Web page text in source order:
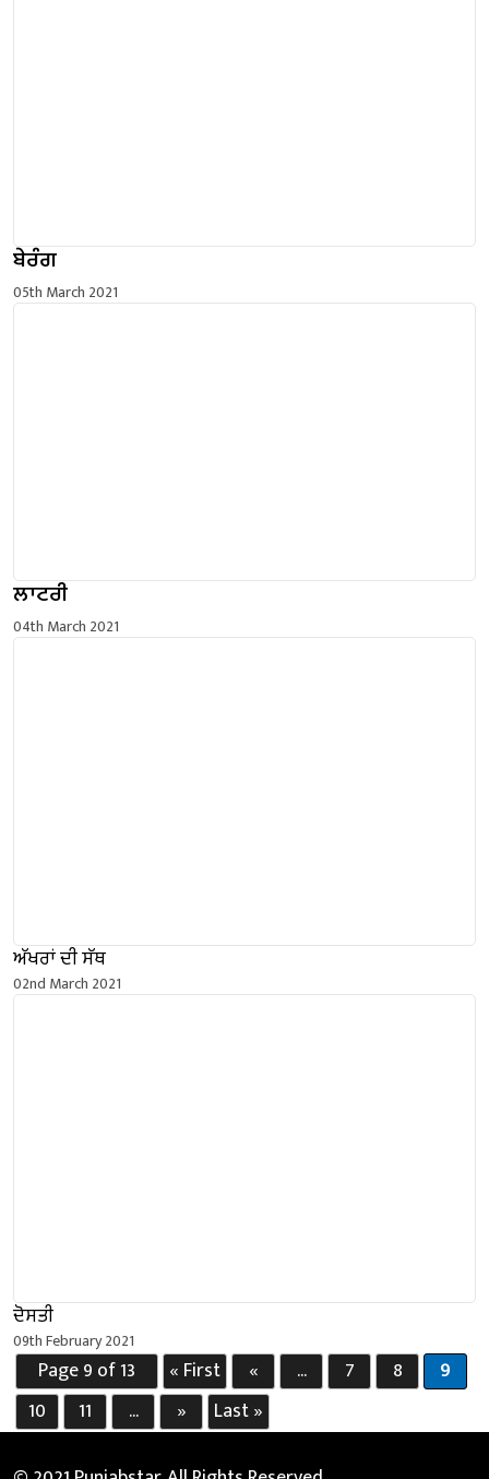
ਬੇਰੰਗ
05th March 2021
ਲਾਟਰੀ
04th March 2021
ਅੱਖਰਾਂ ਦੀ ਸੱਥ
02nd March 2021
ਦੋਸਤੀ
09th February 2021
Page 9 of 13 « First « ... 7 8
9
10
11 ... » Last »